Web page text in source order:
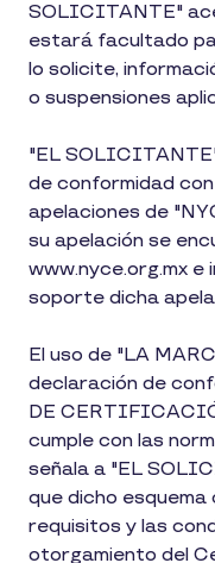
SOLICITANTE"
estará facultado
lo solicite,
o suspensiones
"EL
de conformidad
apelaciones de
su apelación se
www.nyce.org.mx e
soporte dicha
El uso de "LA
declaración de
DE
cumple con las
señala a "EL
que dicho esquema
requisitos y las
otorgamiento del